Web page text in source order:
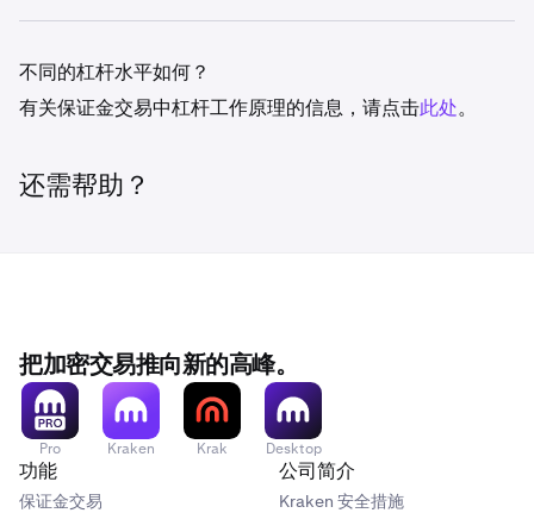
— 然后像常规现货交易一样在订单表格中输入所有信息
（“数量”字段仍决定订单大小，各种订单类型的价格参数工
作方式相同，等等）。
包括：首先，Kraken 向您提供保证金借贷；其次，您与
获取之前，您将无法进行现货保证金交易。
不同的杠杆水平如何？
有关保证金交易中杠杆工作原理的信息，请点击此处。
还需帮助？
把加密交易推向新的高峰。
Pro Kraken Krak Desktop
功能
保证金交易
公司简介
Kraken 安全措施